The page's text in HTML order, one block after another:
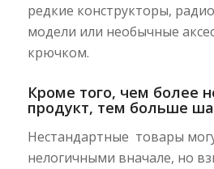
редкие конструкторы,
модели или необычные
крючком.
Кроме того, чем более
продукт, тем больше
Нестандартные товары
нелогичными вначале, но